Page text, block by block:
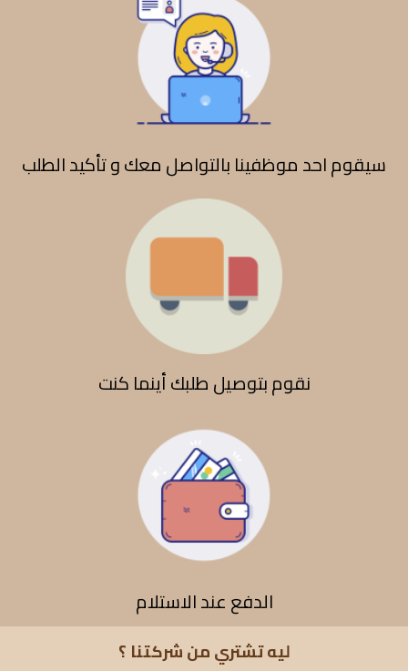
سيقوم احد موظفينا بالتواصل معك و تأكيد الطلب
نقوم بتوصيل طلبك أينما كنت
الدفع عند الاستلام
ليه تشتري من شركتنا ؟